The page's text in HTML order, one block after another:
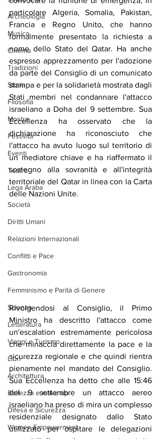
Archeologia
Musica
Cinema
Tradizioni
Storia
Filosofia
Mostre
Festività
Eventi
Teatro
Lega Araba
Società
Diritti Umani
Relazioni Internazionali
Conflitti e Pace
Gastronomia
Femminismo e Parità di Genere
Scienza
Letteratura
Viaggi e Turismo
Libri
Architettura
Bellezza e make up
Difesa e Sicurezza
Women Empowerment
particolare Algeria, Somalia, Pakistan,
Francia e Regno Unito, che hanno
formalmente presentato la richiesta a
nome dello Stato del Qatar. Ha anche
espresso apprezzamento per l'adozione
da parte del Consiglio di un comunicato
stampa e per la solidarietà mostrata dagli
Stati membri nel condannare l'attacco
israeliano a Doha del 9 settembre. Sua
Eccellenza ha osservato che la
dichiarazione ha riconosciuto che
l'attacco ha avuto luogo sul territorio di
un mediatore chiave e ha riaffermato il
sostegno alla sovranità e all'integrità
territoriale del Qatar in linea con la Carta
delle Nazioni Unite.
Rivolgendosi al Consiglio, il Primo
Ministro ha descritto l'attacco come
un'escalation estremamente pericolosa
che minaccia direttamente la pace e la
sicurezza regionale e che quindi rientra
pienamente nel mandato del Consiglio.
Sua Eccellenza ha detto che alle 15:46
del 9 settembre un attacco aereo
israeliano ha preso di mira un complesso
residenziale designato dallo Stato
utilizzato per ospitare le delegazioni